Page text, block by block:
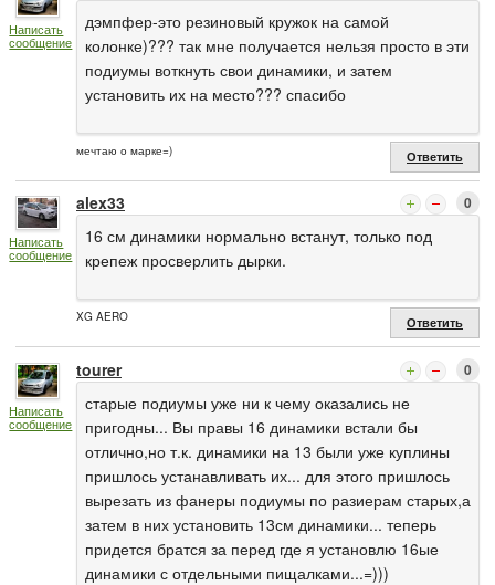
Написать
сообщение
дэмпфер-это резиновый кружок на самой
колонке)??? так мне получается нельзя просто в эти
подиумы воткнуть свои динамики, и затем
установить их на место??? спасибо
мечтаю о марке=) Ответить
Написать
сообщение
alex33 0
16 см динамики нормально встанут, только под
крепеж просверлить дырки.
XG AERO Ответить
Написать
сообщение
tourer 0
старые подиумы уже ни к чему оказались не
пригодны... Вы правы 16 динамики встали бы
отлично,но т.к. динамики на 13 были уже куплины
пришлось устанавливать их... для этого пришлось
вырезать из фанеры подиумы по разиерам старых,а
затем в них установить 13см динамики... теперь
придется братся за перед где я установлю 16ые
динамики с отдельными пищалками...=)))